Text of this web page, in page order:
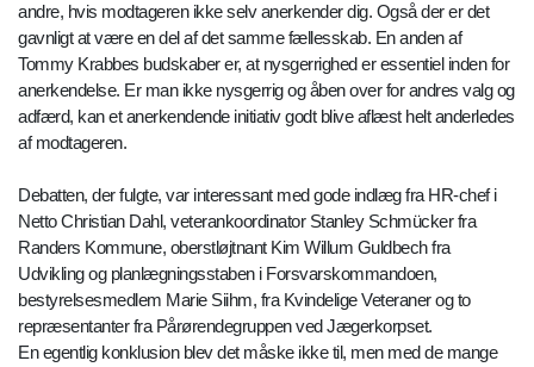
andre, hvis modtageren ikke selv anerkender dig. Også der er det
gavnligt at være en del af det samme fællesskab. En anden af
Tommy Krabbes budskaber er, at nysgerrighed er essentiel inden for
anerkendelse. Er man ikke nysgerrig og åben over for andres valg og
adfærd, kan et anerkendende initiativ godt blive aflæst helt anderledes
af modtageren.
Debatten, der fulgte, var interessant med gode indlæg fra HR-chef i
Netto Christian Dahl, veterankoordinator Stanley Schmücker fra
Randers Kommune, oberstløjtnant Kim Willum Guldbech fra
Udvikling og planlægningsstaben i Forsvarskommandoen,
bestyrelsesmedlem Marie Siihm, fra Kvindelige Veteraner og to
repræsentanter fra Pårørendegruppen ved Jægerkorpset.
En egentlig konklusion blev det måske ikke til, men med de mange